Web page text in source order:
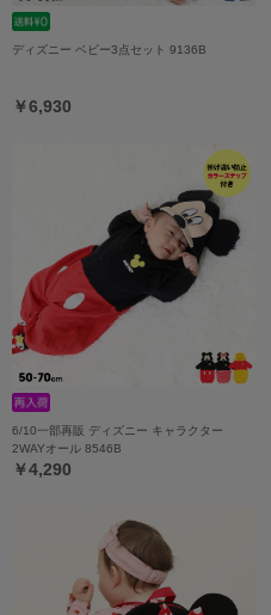
ディズニー ベビー3点セット 9136B
￥6,930
6/10一部再販 ディズニー キャラクター
2WAYオール 8546B
￥4,290